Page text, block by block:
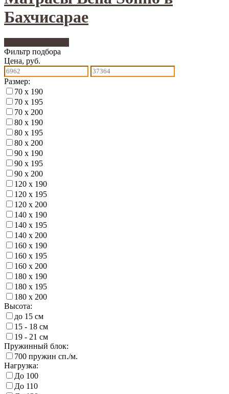
Бахчисарае
Фильтр подбора
Цена, руб.
Размер:
70 х 190
70 х 195
70 х 200
80 х 190
80 х 195
80 х 200
90 х 190
90 х 195
90 х 200
120 х 190
120 х 195
120 х 200
140 х 190
140 х 195
140 х 200
160 х 190
160 х 195
160 х 200
180 х 190
180 х 195
180 х 200
Высота:
до 15 см
15 - 18 см
19 - 21 см
Пружинный блок:
700 пружин сп./м.
Нагрузка:
До 100
До 110